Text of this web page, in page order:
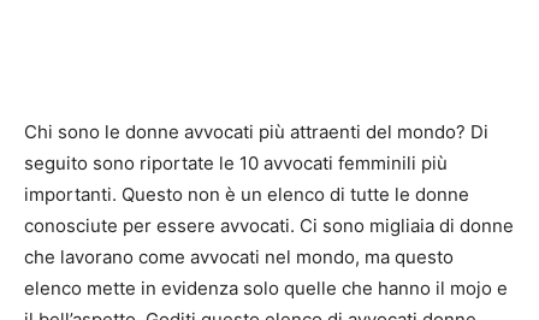
Chi sono le donne avvocati più attraenti del mondo? Di
seguito sono riportate le 10 avvocati femminili più
importanti. Questo non è un elenco di tutte le donne
conosciute per essere avvocati. Ci sono migliaia di donne
che lavorano come avvocati nel mondo, ma questo
elenco mette in evidenza solo quelle che hanno il mojo e